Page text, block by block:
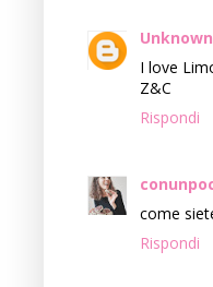
Unknown
I love
Z&C
Rispondi
come
Rispondi